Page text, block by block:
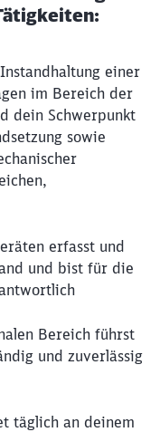
einer
im Bereich der
dein Schwerpunkt
sowie
erfasst und
und bist für die
Bereich führst
und zuverlässig
täglich an deinem